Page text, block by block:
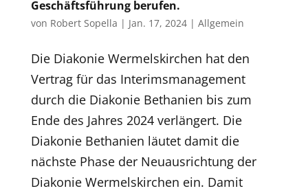
Geschäftsführung berufen.
von Robert Sopella | Jan. 17, 2024| Allgemein
Die Diakonie Wermelskirchen hat den
Vertrag für das Interimsmanagement
durch die Diakonie Bethanien bis zum
Ende des Jahres 2024 verlängert. Die
Diakonie Bethanien läutet damit die
nächste Phase der Neuausrichtung der
Diakonie Wermelskirchen ein. Damit